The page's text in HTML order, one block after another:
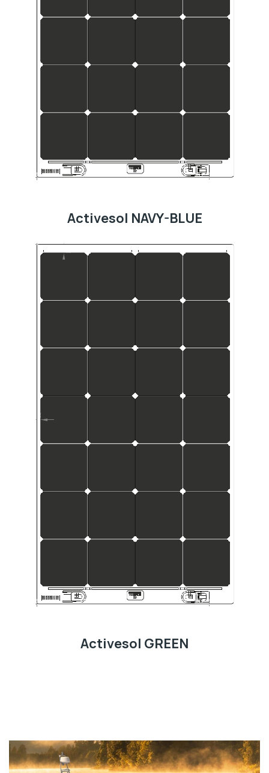
Activesol NAVY-BLUE
Activesol GREEN